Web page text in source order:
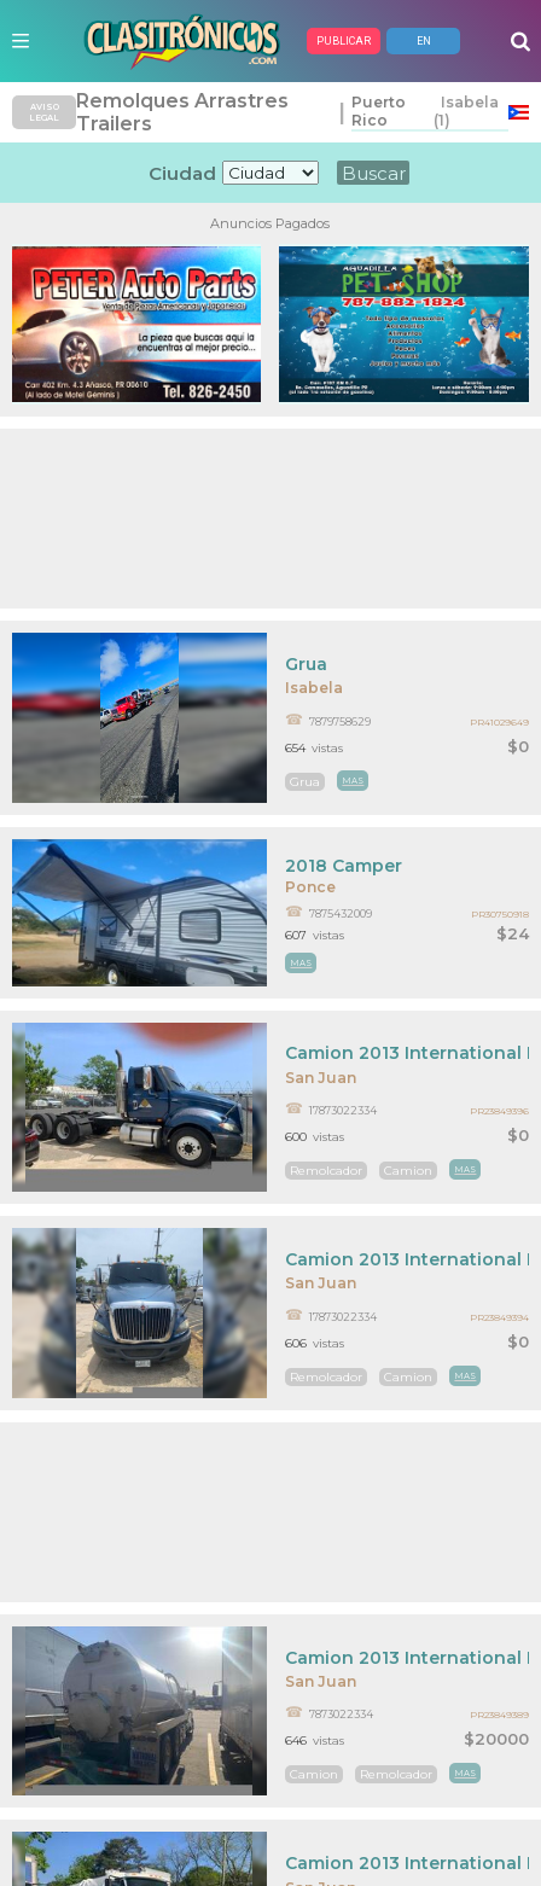
PUBLICAR EN
Anuncios Pagados
Isabela
$0
Grua
7879758629
Grua MAS
654 vistas
PR41029649
Ponce
$24
2018 Camper
7875432009
MAS
607 vistas
PR30750918
San Juan
$0
Camion 2013 International
17873022334
Remolcador Camion MAS
600 vistas
PR23849396
San Juan
$0
Camion 2013 International
17873022334
Remolcador Camion MAS
606 vistas
PR23849394
San Juan
$20000
Camion 2013 International
7873022334
Camion Remolcador MAS
646 vistas
PR23849389
Camion 2013 International
AVISO
LEGAL
Remolques Arrastres
Trailers
Puerto
Rico
Isabela
(1)
Ciudad